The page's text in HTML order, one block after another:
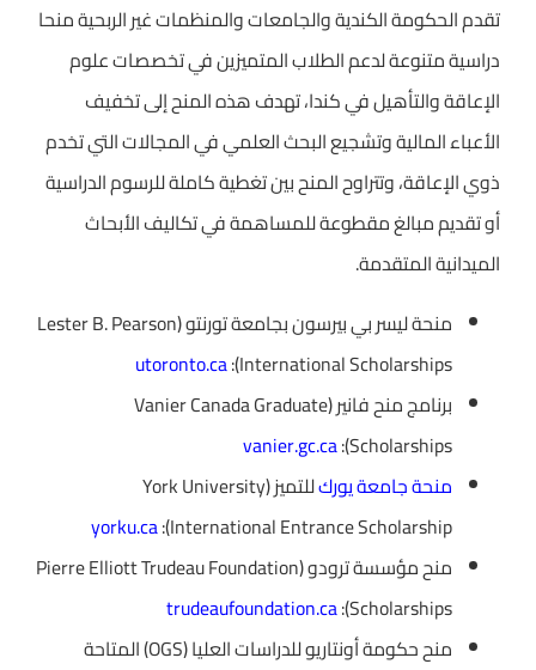
تقدم الحكومة الكندية والجامعات والمنظمات غير الربحية منحا
دراسية متنوعة لدعم الطلاب المتميزين في تخصصات علوم
الإعاقة والتأهيل في كندا، تهدف هذه المنح إلى تخفيف
الأعباء المالية وتشجيع البحث العلمي في المجالات التي تخدم
ذوي الإعاقة، وتتراوح المنح بين تغطية كاملة للرسوم الدراسية
أو تقديم مبالغ مقطوعة للمساهمة في تكاليف الأبحاث
الميدانية المتقدمة.
منحة ليسر بي بيرسون بجامعة تورنتو (Lester B. Pearson
International Scholarships):
utoronto.ca
برنامج منح فانير (Vanier Canada Graduate
Scholarships):
vanier.gc.ca
منحة جامعة يورك
للتميز (York University
International Entrance Scholarship):
yorku.ca
منح مؤسسة ترودو (Pierre Elliott Trudeau Foundation
Scholarships):
trudeaufoundation.ca
منح حكومة أونتاريو للدراسات العليا (OGS) المتاحة